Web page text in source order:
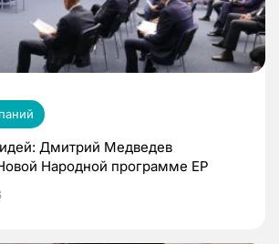
Дмитрий Медведев
Народной программе ЕР